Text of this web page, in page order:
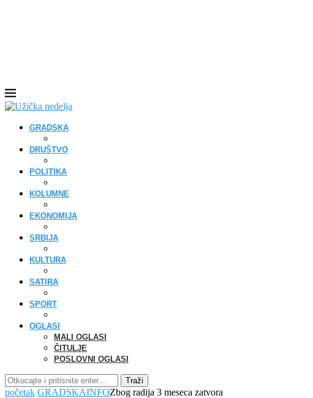
GRADSKA
DRUŠTVO
POLITIKA
KOLUMNE
EKONOMIJA
SRBIJA
KULTURA
SATIRA
SPORT
OGLASI
MALI OGLASI
ČITULJE
POSLOVNI OGLASI
Traži
početak GRADSKAINFOZbog radija 3 meseca zatvora